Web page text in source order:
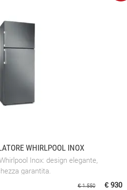
WHIRLPOOL INOX
Inox: design elegante,
garantita.
€ 1.550 € 930